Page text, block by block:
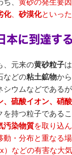
、 黄砂の発生要
化、 砂漠化といっ
本に到達す
、元来の黄砂粒子
などの粘土鉱物か
シウムなどである
、硫酸イオン、硝
を持つ粒子である
汚染物質を取り込
動・分布と重なる
）などの有害な大